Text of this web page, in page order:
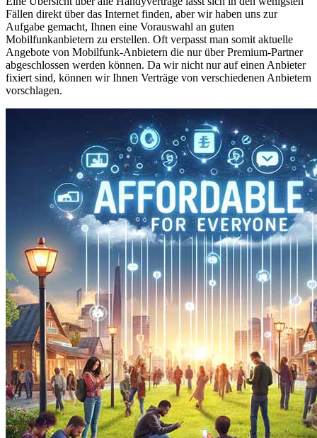
Fällen direkt über das Internet finden, aber wir haben uns zur
Aufgabe gemacht, Ihnen eine Vorauswahl an guten
Mobilfunkanbietern zu erstellen. Oft verpasst man somit aktuelle
Angebote von Mobilfunk-Anbietern die nur über Premium-Partner
abgeschlossen werden können. Da wir nicht nur auf einen Anbieter
fixiert sind, können wir Ihnen Verträge von verschiedenen Anbietern
vorschlagen.